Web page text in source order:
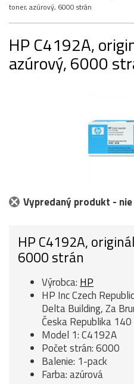
toner, azúrový, 6000 strán
HP C4192A,
azúrový, 6000
Vypredaný produkt -
HP C4192A,
6000 strán
Výrobca: HP
HP Inc Czech
Delta Building, Za
Česka Republika
Model 1: C4192A
Počet strán: 6000
Balenie: 1-pack
Farba: azúrová